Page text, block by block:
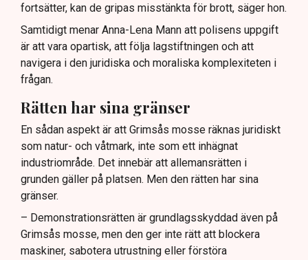
fortsätter, kan de gripas misstänkta för brott, säger hon.
Samtidigt menar Anna-Lena Mann att polisens uppgift
är att vara opartisk, att följa lagstiftningen och att
navigera i den juridiska och moraliska komplexiteten i
frågan.
Rätten har sina gränser
En sådan aspekt är att Grimsås mosse räknas juridiskt
som natur- och våtmark, inte som ett inhägnat
industriområde. Det innebär att allemansrätten i
grunden gäller på platsen. Men den rätten har sina
gränser.
– Demonstrationsrätten är grundlagsskyddad även på
Grimsås mosse, men den ger inte rätt att blockera
maskiner, sabotera utrustning eller förstöra